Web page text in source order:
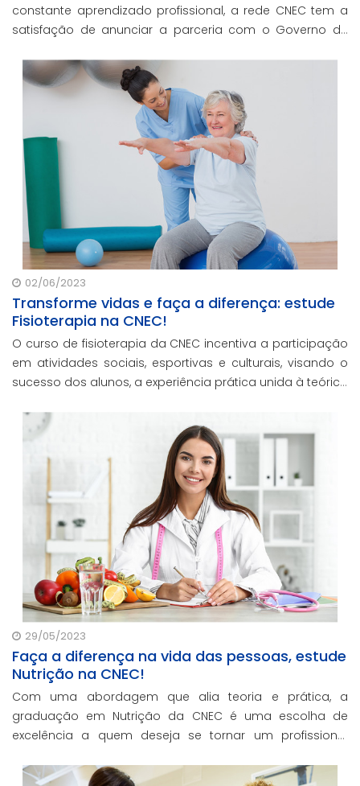
constante aprendizado profissional, a rede CNEC tem a
satisfação de anunciar a parceria com o Governo de
Futuro – Educadores.
02/06/2023
Transforme vidas e faça a diferença: estude
Fisioterapia na CNEC!
O curso de fisioterapia da CNEC incentiva a participação
em atividades sociais, esportivas e culturais, visando o
sucesso dos alunos, a experiência prática unida à teórica
29/05/2023
Faça a diferença na vida das pessoas, estude
Nutrição na CNEC!
Com uma abordagem que alia teoria e prática, a
graduação em Nutrição da CNEC é uma escolha de
excelência a quem deseja se tornar um profissional
mercado de trabalho.